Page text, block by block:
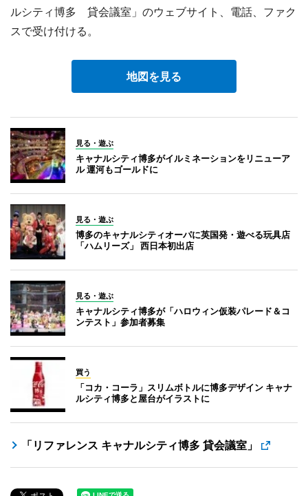
ルシティ博多 貸会議室」のウェブサイト、電話、ファク
スで受け付ける。
地図を見る
見る・遊ぶ
キャナルシティ博多がイルミネーションをリニューア
ル 運河もゴールドに
見る・遊ぶ
博多のキャナルシティオーパに英国発・遊べる玩具店
「ハムリーズ」 西日本初出店
見る・遊ぶ
キャナルシティ博多が「ハロウィン仮装パレード＆コ
ンテスト」参加者募集
買う
「コカ・コーラ」スリムボトルに博多デザイン キャナ
ルシティ博多と屋台がイラストに
「リファレンス キャナルシティ博多 貸会議室」